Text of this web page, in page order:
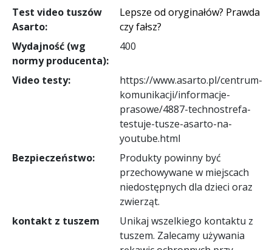
Test video tuszów
Asarto:
Lepsze od oryginałów? Prawda
czy fałsz?
Wydajność (wg
normy producenta):
400
Video testy:
https://www.asarto.pl/centrum-
komunikacji/informacje-
prasowe/4887-technostrefa-
testuje-tusze-asarto-na-
youtube.html
Bezpieczeństwo:
Produkty powinny być
przechowywane w miejscach
niedostępnych dla dzieci oraz
zwierząt.
kontakt z tuszem
Unikaj wszelkiego kontaktu z
tuszem. Zalecamy używania